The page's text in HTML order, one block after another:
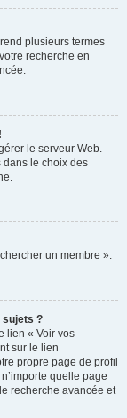
plusieurs termes
recherche en
le serveur Web.
dans le choix des
un membre ».
sujets ?
lien « Voir vos
sur le lien
propre page de profil
quelle page
recherche avancée et